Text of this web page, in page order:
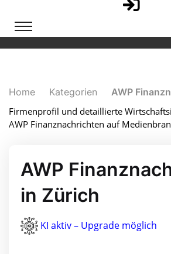
Home Kategorien
AWP
Firmenprofil und detaillierte
AWP Finanznachrichten auf
AWP
in Zürich
KI aktiv – Upgrade möglich